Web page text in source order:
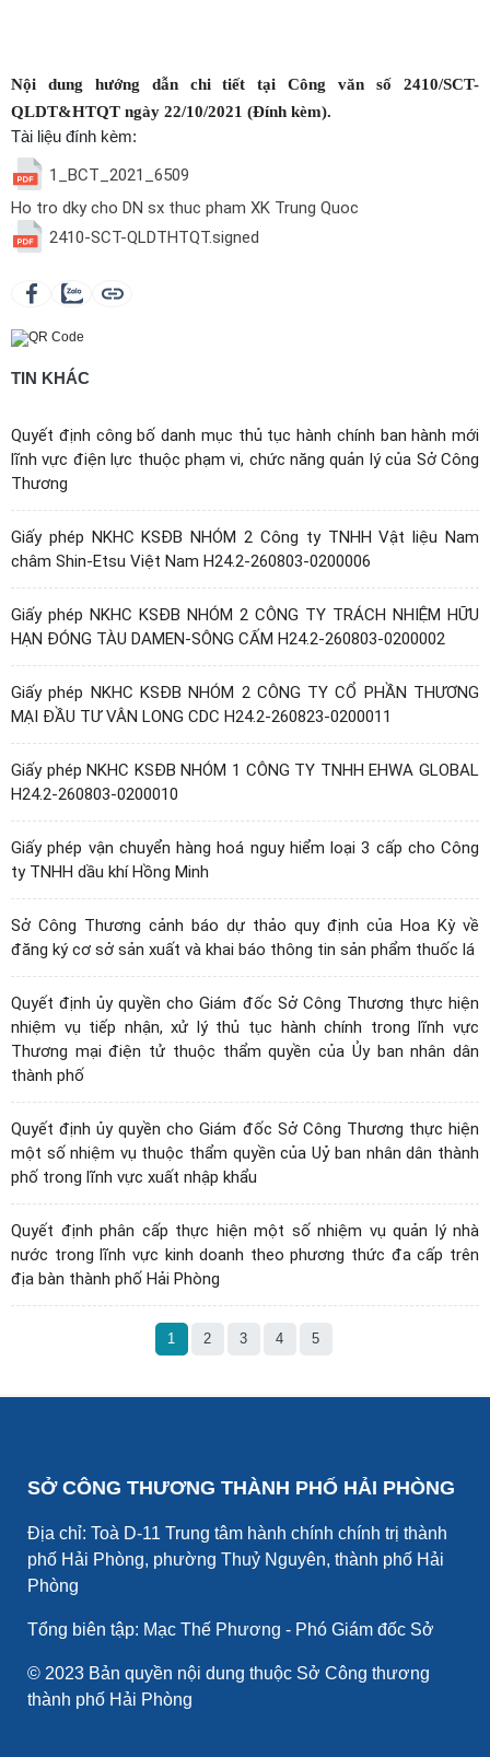
Nội dung hướng dẫn chi tiết tại Công văn số 2410/SCT-
QLDT&HTQT ngày 22/10/2021 (Đính kèm).
Tài liệu đính kèm:
1_BCT_2021_6509
Ho tro dky cho DN sx thuc pham XK Trung Quoc
2410-SCT-QLDTHTQT.signed
TIN KHÁC
Quyết định công bố danh mục thủ tục hành chính ban hành mới
lĩnh vực điện lực thuộc phạm vi, chức năng quản lý của Sở Công
Thương
Giấy phép NKHC KSĐB NHÓM 2 Công ty TNHH Vật liệu Nam
châm Shin-Etsu Việt Nam H24.2-260803-0200006
Giấy phép NKHC KSĐB NHÓM 2 CÔNG TY TRÁCH NHIỆM HỮU
HẠN ĐÓNG TÀU DAMEN-SÔNG CẤM H24.2-260803-0200002
Giấy phép NKHC KSĐB NHÓM 2 CÔNG TY CỔ PHẦN THƯƠNG
MẠI ĐẦU TƯ VÂN LONG CDC H24.2-260823-0200011
Giấy phép NKHC KSĐB NHÓM 1 CÔNG TY TNHH EHWA GLOBAL
H24.2-260803-0200010
Giấy phép vận chuyển hàng hoá nguy hiểm loại 3 cấp cho Công
ty TNHH dầu khí Hồng Minh
Sở Công Thương cảnh báo dự thảo quy định của Hoa Kỳ về
đăng ký cơ sở sản xuất và khai báo thông tin sản phẩm thuốc lá
Quyết định ủy quyền cho Giám đốc Sở Công Thương thực hiện
nhiệm vụ tiếp nhận, xử lý thủ tục hành chính trong lĩnh vực
Thương mại điện tử thuộc thẩm quyền của Ủy ban nhân dân
thành phố
Quyết định ủy quyền cho Giám đốc Sở Công Thương thực hiện
một số nhiệm vụ thuộc thẩm quyền của Uỷ ban nhân dân thành
phố trong lĩnh vực xuất nhập khẩu
Quyết định phân cấp thực hiện một số nhiệm vụ quản lý nhà
nước trong lĩnh vực kinh doanh theo phương thức đa cấp trên
địa bàn thành phố Hải Phòng
1 2 3 4 5
SỞ CÔNG THƯƠNG THÀNH PHỐ HẢI PHÒNG
Địa chỉ: Toà D-11 Trung tâm hành chính chính trị thành
phố Hải Phòng, phường Thuỷ Nguyên, thành phố Hải
Phòng
Tổng biên tập: Mạc Thế Phương - Phó Giám đốc Sở
© 2023 Bản quyền nội dung thuộc Sở Công thương
thành phố Hải Phòng